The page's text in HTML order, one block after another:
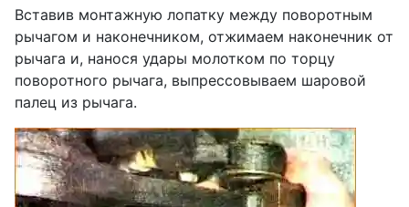
Вставив монтажную лопатку между поворотным
рычагом и наконечником, отжимаем наконечник от
рычага и, нанося удары молотком по торцу
поворотного рычага, выпрессовываем шаровой
палец из рычага.